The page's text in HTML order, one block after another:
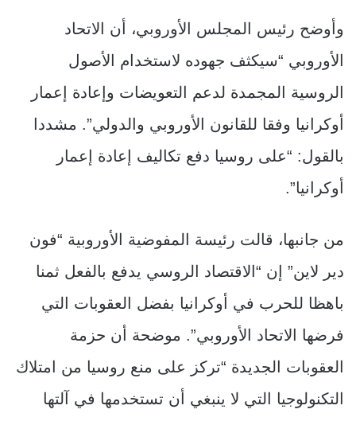
وأوضح رئيس المجلس الأوروبي، أن الاتحاد
الأوروبي “سيكثف جهوده لاستخدام الأصول
الروسية المجمدة لدعم التعويضات وإعادة إعمار
أوكرانيا وفقا للقانون الأوروبي والدولي”. مشددا
بالقول: “على روسيا دفع تكاليف إعادة إعمار
أوكرانيا”.
من جانبها، قالت رئيسة المفوضية الأوروبية “فون
دير لاين” إن “الاقتصاد الروسي يدفع بالفعل ثمنا
باهظا للحرب في أوكرانيا بفضل العقوبات التي
فرضها الاتحاد الأوروبي”. موضحة أن حزمة
العقوبات الجديدة “تركز على منع روسيا من امتلاك
التكنولوجيا التي لا ينبغي أن تستخدمها في آلتها